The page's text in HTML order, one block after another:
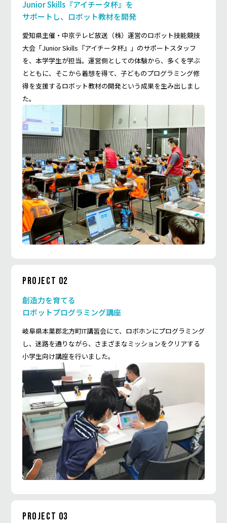
Junior Skills『アイチータ杯』を
サポートし、ロボット教材を開発
愛知県主催・中京テレビ放送（株）運営のロボット技能競技
大会「Junior Skills『アイチータ杯』」のサポートスタッフ
を、本学学生が担当。運営側としての体験から、多くを学ぶ
とともに、そこから着想を得て、子どものプログラミング修
得を支援するロボット教材の開発という成果を生み出しまし
た。
PROJECT 02
創造力を育てる
ロボットプログラミング講座
岐阜県本巣郡北方町IT講習会にて、ロボホンにプログラミング
し、迷路を通りながら、さまざまなミッションをクリアする
小学生向け講座を行いました。
PROJECT 03